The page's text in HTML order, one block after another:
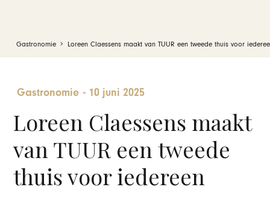
Gastronomie Loreen Claessens maakt van TUUR een tweede thuis voor
Gastronomie - 10 juni 2025
Loreen Claessens maakt
van TUUR een tweede
thuis voor iedereen